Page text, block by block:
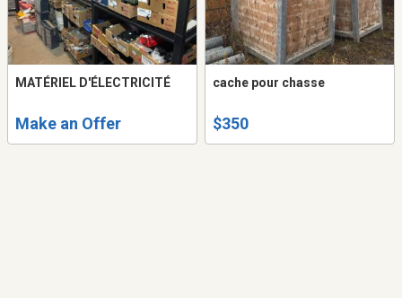
MATÉRIEL D'ÉLECTRICITÉ
Make an Offer
cache pour chasse
$350